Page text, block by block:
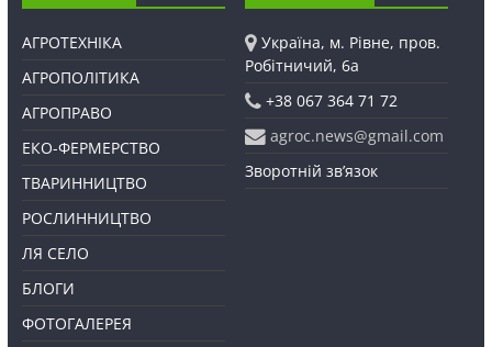
АГРОТЕХНІКА
АГРОПОЛІТИКА
АГРОПРАВО
ЕКО-ФЕРМЕРСТВО
ТВАРИННИЦТВО
РОСЛИННИЦТВО
ЛЯ СЕЛО
БЛОГИ
ФОТОГАЛЕРЕЯ
Україна, м. Рівне, пров.
Робітничий, 6а
+38 067 364 71 72
agroc.news@gmail.com
Зворотній зв’язок